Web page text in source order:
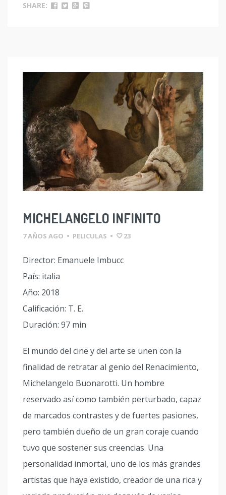
SHARE:
MICHELANGELO INFINITO
7 AÑOS AGO • PELICULAS • 23
Director: Emanuele Imbucc
País: italia
Año: 2018
Calificación: T. E.
Duración: 97 min
El mundo del cine y del arte se unen con la
finalidad de retratar al genio del Renacimiento,
Michelangelo Buonarotti. Un hombre
reservado así como también perturbado, capaz
de marcados contrastes y de fuertes pasiones,
pero también dueño de un gran coraje cuando
tuvo que sostener sus creencias. Una
personalidad inmortal, uno de los más grandes
artistas que haya existido, creador de una rica y